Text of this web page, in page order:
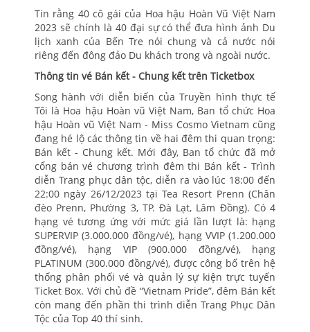
Tin rằng 40 cô gái của Hoa hậu Hoàn Vũ Việt Nam
2023 sẽ chính là 40 đại sự có thể đưa hình ảnh Du
lịch xanh của Bến Tre nói chung và cả nước nói
riêng đến đông đảo Du khách trong và ngoài nước.
Thông tin vé Bán kết - Chung kết trên Ticketbox
Song hành với diễn biến của Truyền hình thực tế
Tôi là Hoa hậu Hoàn vũ Việt Nam, Ban tổ chức Hoa
hậu Hoàn vũ Việt Nam - Miss Cosmo Vietnam cũng
đang hé lộ các thông tin về hai đêm thi quan trọng:
Bán kết - Chung kết. Mới đây, Ban tổ chức đã mở
cổng bán vé chương trình đêm thi Bán kết - Trình
diễn Trang phục dân tộc, diễn ra vào lúc 18:00 đến
22:00 ngày 26/12/2023 tại Tea Resort Prenn (Chân
đèo Prenn, Phường 3, TP. Đà Lạt, Lâm Đồng). Có 4
hạng vé tương ứng với mức giá lần lượt là: hạng
SUPERVIP (3.000.000 đồng/vé), hạng VVIP (1.200.000
đồng/vé), hạng VIP (900.000 đồng/vé), hạng
PLATINUM (300.000 đồng/vé), được công bố trên hệ
thống phân phối vé và quản lý sự kiện trực tuyến
Ticket Box. Với chủ đề “Vietnam Pride”, đêm Bán kết
còn mang đến phần thi trình diễn Trang Phục Dân
Tộc của Top 40 thí sinh.